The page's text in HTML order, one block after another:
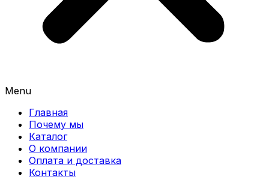
Menu
Главная
Почему мы
Каталог
О компании
Оплата и доставка
Контакты